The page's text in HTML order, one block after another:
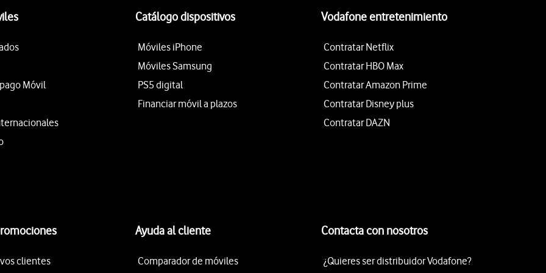
Móvil
Catálogo dispositivos
Móviles iPhone
Móviles Samsung
PS5 digital
Financiar móvil a plazos
Vodafone entretenimiento
Contratar Netflix
Contratar HBO Max
Contratar Amazon Prime
Contratar Disney plus
Contratar DAZN
clientes
Ayuda al cliente
Comparador de móviles
Contacta con nosotros
¿Quieres ser distribuidor Vodafone?